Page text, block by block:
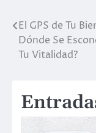
El GPS de Tu
Dónde Se
Tu Vitalidad?